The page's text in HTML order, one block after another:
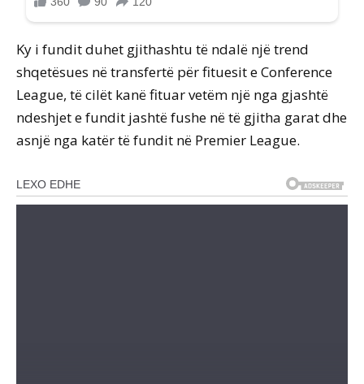
Ky i fundit duhet gjithashtu të ndalë një trend
shqetësues në transfertë për fituesit e Conference
League, të cilët kanë fituar vetëm një nga gjashtë
ndeshjet e fundit jashtë fushe në të gjitha garat dhe
asnjë nga katër të fundit në Premier League.